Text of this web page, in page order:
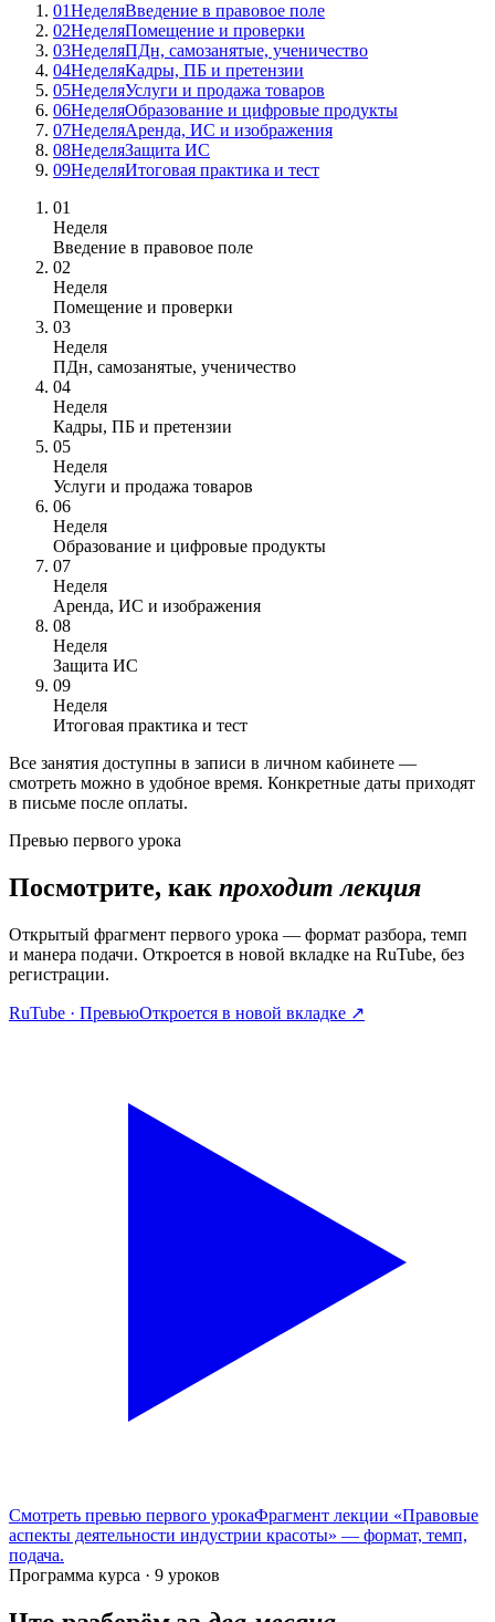
01НеделяВведение в правовое поле
02НеделяПомещение и проверки
03НеделяПДн, самозанятые, ученичество
04НеделяКадры, ПБ и претензии
05НеделяУслуги и продажа товаров
06НеделяОбразование и цифровые продукты
07НеделяАренда, ИС и изображения
08НеделяЗащита ИС
09НеделяИтоговая практика и тест
01
Неделя
Введение в правовое поле
02
Неделя
Помещение и проверки
03
Неделя
ПДн, самозанятые, ученичество
04
Неделя
Кадры, ПБ и претензии
05
Неделя
Услуги и продажа товаров
06
Неделя
Образование и цифровые продукты
07
Неделя
Аренда, ИС и изображения
08
Неделя
Защита ИС
09
Неделя
Итоговая практика и тест
Все занятия доступны в записи в личном кабинете —
смотреть можно в удобное время. Конкретные даты приходят
в письме после оплаты.
Превью первого урока
Посмотрите, как проходит лекция
Открытый фрагмент первого урока — формат разбора, темп
и манера подачи. Откроется в новой вкладке на RuTube, без
регистрации.
RuTube · ПревьюОткроется в новой вкладке ↗
Смотреть превью первого урокаФрагмент лекции «Правовые
аспекты деятельности индустрии красоты» — формат, темп,
подача.
Программа курса · 9 уроков